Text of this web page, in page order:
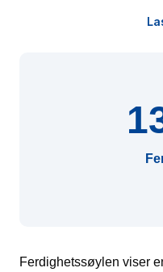
Ferdighetssøylen viser